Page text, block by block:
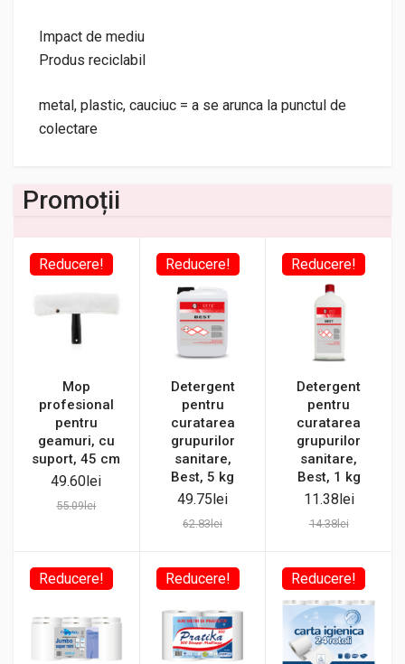
Impact de mediu
Produs reciclabil
metal, plastic, cauciuc = a se arunca la punctul de
colectare
Promoții
Reducere!
Mop
profesional
pentru
geamuri, cu
suport, 45 cm
49.60lei
55.09lei
Reducere!
Detergent
pentru
curatarea
grupurilor
sanitare,
Best, 5 kg
49.75lei
62.83lei
Reducere!
Detergent
pentru
curatarea
grupurilor
sanitare,
Best, 1 kg
11.38lei
14.38lei
Reducere! Reducere! Reducere!